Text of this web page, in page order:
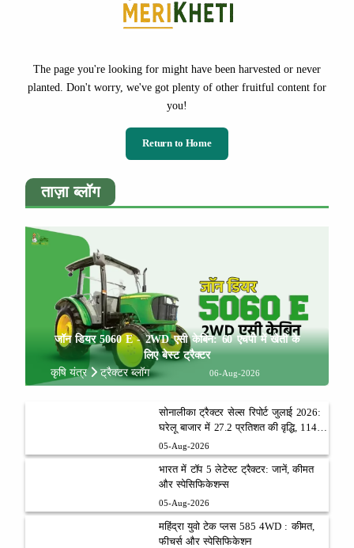
The page you're looking for might have been harvested or never
planted. Don't worry, we've got plenty of other fruitful content for
you!
Return to Home
ताज़ा ब्लॉग
जॉन डियर 5060 E - 2WD एसी केबिन: 60 एचपी में खेती के
लिए बेस्ट ट्रैक्टर
कृषि यंत्र
ट्रैक्टर ब्लॉग 06-Aug-2026
सोनालीका ट्रैक्टर सेल्स रिपोर्ट जुलाई 2026:
घरेलू बाजार में 27.2 प्रतिशत की वृद्धि, 11442
ट्रैक्टर बेचे
05-Aug-2026
भारत में टॉप 5 लेटेस्ट ट्रैक्टर: जानें, कीमत
और स्पेसिफिकेशन्स
05-Aug-2026
महिंद्रा युवो टेक प्लस 585 4WD : कीमत,
फीचर्स और स्पेसिफिकेशन